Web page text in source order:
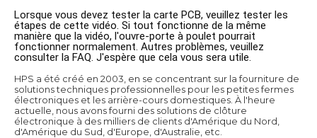
Lorsque vous devez tester la carte PCB, veuillez tester les
étapes de cette vidéo. Si tout fonctionne de la même
manière que la vidéo, l'ouvre-porte à poulet pourrait
fonctionner normalement. Autres problèmes, veuillez
consulter la FAQ. J'espère que cela vous sera utile.
HPS a été créé en 2003, en se concentrant sur la fourniture de
solutions techniques professionnelles pour les petites fermes
électroniques et les arrière-cours domestiques. À l'heure
actuelle, nous avons fourni des solutions de clôture
électronique à des milliers de clients d'Amérique du Nord,
d'Amérique du Sud, d'Europe, d'Australie, etc.